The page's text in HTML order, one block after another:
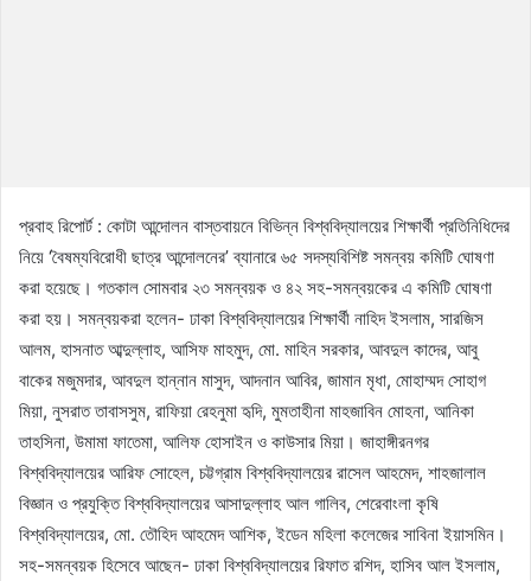
প্রবাহ রিপোর্ট : কোটা আন্দোলন বাস্তবায়নে বিভিন্ন বিশ্ববিদ্যালয়ের শিক্ষার্থী প্রতিনিধিদের
নিয়ে ‘বৈষম্যবিরোধী ছাত্র আন্দোলনের’ ব্যানারে ৬৫ সদস্যবিশিষ্ট সমন্বয় কমিটি ঘোষণা
করা হয়েছে। গতকাল সোমবার ২৩ সমন্বয়ক ও ৪২ সহ-সমন্বয়কের এ কমিটি ঘোষণা
করা হয়। সমন্বয়করা হলেন- ঢাকা বিশ্ববিদ্যালয়ের শিক্ষার্থী নাহিদ ইসলাম, সারজিস
আলম, হাসনাত আব্দুল্লাহ, আসিফ মাহমুদ, মো. মাহিন সরকার, আবদুল কাদের, আবু
বাকের মজুমদার, আবদুল হান্নান মাসুদ, আদনান আবির, জামান মৃধা, মোহাম্মদ সোহাগ
মিয়া, নুসরাত তাবাসসুম, রাফিয়া রেহনুমা হৃদি, মুমতাহীনা মাহজাবিন মোহনা, আনিকা
তাহসিনা, উমামা ফাতেমা, আলিফ হোসাইন ও কাউসার মিয়া। জাহাঙ্গীরনগর
বিশ্ববিদ্যালয়ের আরিফ সোহেল, চট্টগ্রাম বিশ্ববিদ্যালয়ের রাসেল আহমেদ, শাহজালাল
বিজ্ঞান ও প্রযুক্তি বিশ্ববিদ্যালয়ের আসাদুল্লাহ আল গালিব, শেরেবাংলা কৃষি
বিশ্ববিদ্যালয়ের, মো. তৌহিদ আহমেদ আশিক, ইডেন মহিলা কলেজের সাবিনা ইয়াসমিন।
সহ-সমন্বয়ক হিসেবে আছেন- ঢাকা বিশ্ববিদ্যালয়ের রিফাত রশিদ, হাসিব আল ইসলাম,